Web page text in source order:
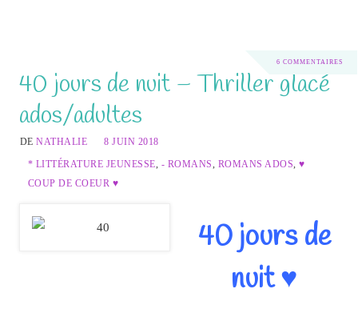
6 COMMENTAIRES
40 jours de nuit – Thriller glacé
ados/adultes
DENATHALIE
8 JUIN 2018
* LITTÉRATURE JEUNESSE, - ROMANS, ROMANS ADOS,♥
COUP DE COEUR ♥
40 jours de
nuit ♥